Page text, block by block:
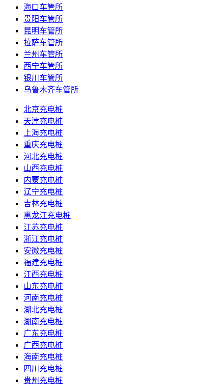
海口车管所
贵阳车管所
昆明车管所
拉萨车管所
兰州车管所
西宁车管所
银川车管所
乌鲁木齐车管所
北京充电桩
天津充电桩
上海充电桩
重庆充电桩
河北充电桩
山西充电桩
内蒙充电桩
辽宁充电桩
吉林充电桩
黑龙江充电桩
江苏充电桩
浙江充电桩
安徽充电桩
福建充电桩
江西充电桩
山东充电桩
河南充电桩
湖北充电桩
湖南充电桩
广东充电桩
广西充电桩
海南充电桩
四川充电桩
贵州充电桩